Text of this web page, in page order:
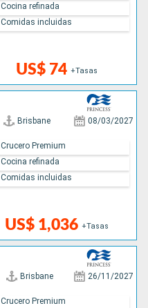
US$ 74 +Tasas
Cocina refinada
Comidas incluidas
Brisbane 08/03/2027
US$ 1,036 +Tasas
Crucero Premium
Cocina refinada
Comidas incluidas
Brisbane 26/11/2027
Crucero Premium